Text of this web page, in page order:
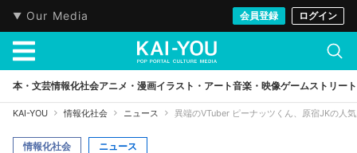
Our Media 会員登録 ログイン
本・文芸情報化社会アニメ・漫画イラスト・アート音楽・映像ゲームストリート
KAI-YOU 情報化社会 ニュース 異端のVTuber ピーナッツくん、原宿JKの人
情報化社会 ニュース